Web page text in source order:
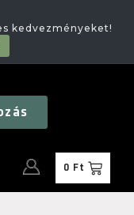
kedvezményeket!
0 Ft